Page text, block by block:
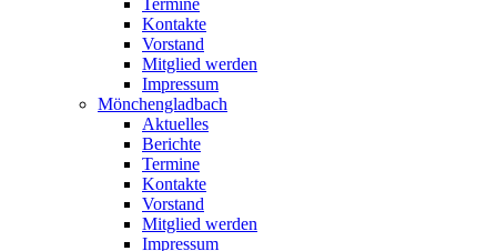
Termine
Kontakte
Vorstand
Mitglied werden
Impressum
Mönchengladbach
Aktuelles
Berichte
Termine
Kontakte
Vorstand
Mitglied werden
Impressum